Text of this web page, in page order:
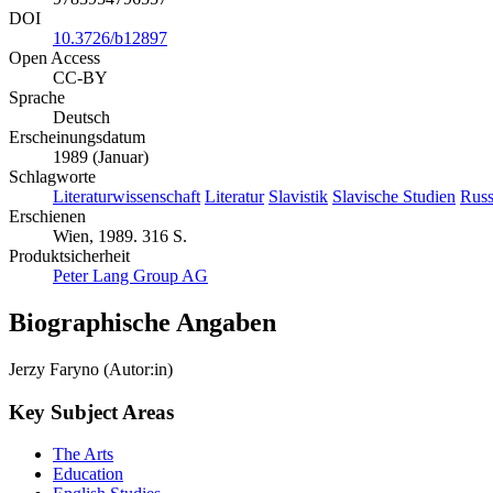
DOI
10.3726/b12897
Open Access
CC-BY
Sprache
Deutsch
Erscheinungsdatum
1989 (Januar)
Schlagworte
Literaturwissenschaft Literatur Slavistik Slavische Studien
Erschienen
Wien, 1989. 316 S.
Produktsicherheit
Peter Lang Group AG
Biographische Angaben
Jerzy Faryno (Autor:in)
Key Subject Areas
The Arts
Education